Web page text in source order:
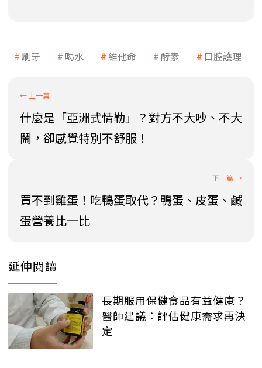
刷牙 喝水 維他命 酵素 口腔護理
什麼是「亞洲式情勒」？對方不大吵、不大
鬧，卻感覺特別不舒服！
買不到雞蛋！吃鴨蛋取代？鴨蛋、皮蛋、鹹
蛋營養比一比
延伸閱讀
長期服用保健食品有益健康？
醫師建議：評估健康需求再決
定